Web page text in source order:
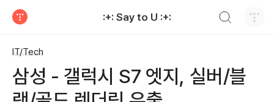
:+: Say to U :+:
IT/Tech
삼성 - 갤럭시 S7 엣지, 실버/블